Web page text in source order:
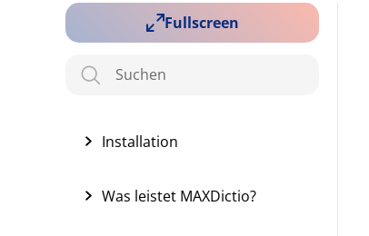
Fullscreen
Installation
Was leistet MAXDictio?